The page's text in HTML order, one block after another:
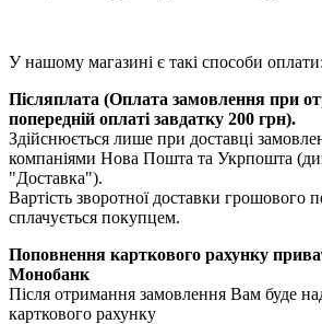
У нашому магазині є такі способи оплати:
Післяплата (Оплата замовлення при
попередній оплаті завдатку 200 грн).
Здійснюється лише при доставці
компаніями Нова Пошта та Укрпошта
"Доставка").
Вартість зворотної доставки грошового
сплачується покупцем.
Поповнення карткового рахунку
Монобанк
Після отримання замовлення Вам буде
карткового рахунку